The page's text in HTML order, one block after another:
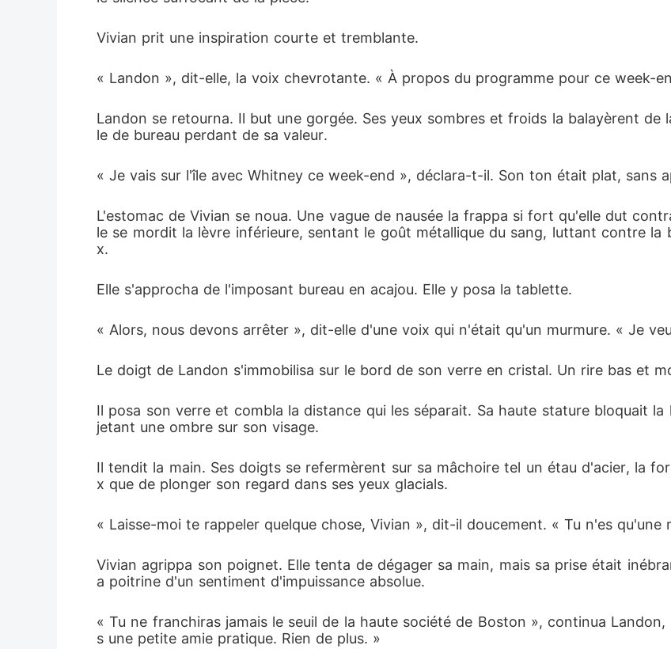
Vivian prit une inspiration courte et tremblante.
« Landon », dit-elle, la voix chevrotante. « À propos du programme pour ce week-
Landon se retourna. Il but une gorgée. Ses yeux sombres et froids la balayèrent de
le de bureau perdant de sa valeur.
« Je vais sur l'île avec Whitney ce week-end », déclara-t-il. Son ton était plat, sans
L'estomac de Vivian se noua. Une vague de nausée la frappa si fort qu'elle dut
le se mordit la lèvre inférieure, sentant le goût métallique du sang, luttant contre la
x.
Elle s'approcha de l'imposant bureau en acajou. Elle y posa la tablette.
« Alors, nous devons arrêter », dit-elle d'une voix qui n'était qu'un murmure. « Je
Le doigt de Landon s'immobilisa sur le bord de son verre en cristal. Un rire bas et
Il posa son verre et combla la distance qui les séparait. Sa haute stature bloquait
jetant une ombre sur son visage.
Il tendit la main. Ses doigts se refermèrent sur sa mâchoire tel un étau d'acier, la
x que de plonger son regard dans ses yeux glacials.
« Laisse-moi te rappeler quelque chose, Vivian », dit-il doucement. « Tu n'es
Vivian agrippa son poignet. Elle tenta de dégager sa main, mais sa prise était
a poitrine d'un sentiment d'impuissance absolue.
« Tu ne franchiras jamais le seuil de la haute société de Boston », continua
s une petite amie pratique. Rien de plus. »